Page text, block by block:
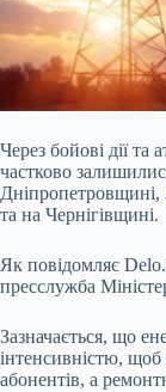
Через бойові дії та
частково
та на Чернігівщині.
Як повідомляє
пресслужба
Зазначається, що
інтенсивністю,
абонентів, а